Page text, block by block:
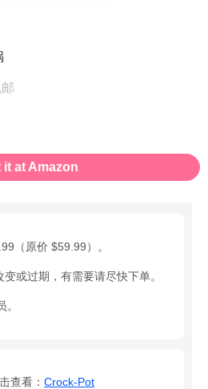
it at Amazon
（原价 $59.99）。
或过期，有需要请尽快下单。
查看： Crock-Pot